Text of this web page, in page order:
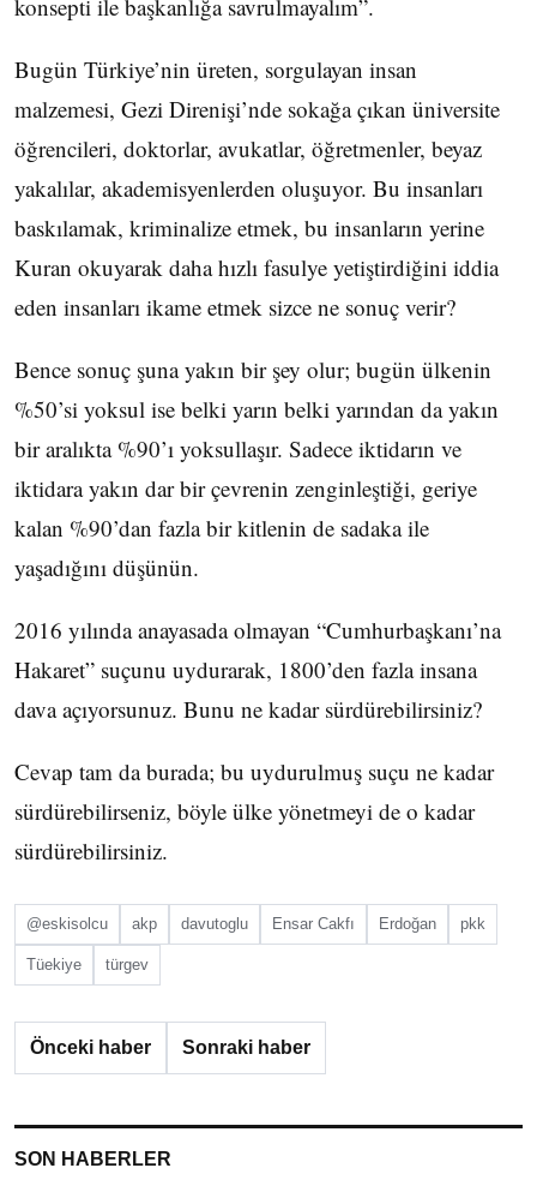
konsepti ile başkanlığa savrulmayalım”.
Bugün Türkiye’nin üreten, sorgulayan insan
malzemesi, Gezi Direnişi’nde sokağa çıkan üniversite
öğrencileri, doktorlar, avukatlar, öğretmenler, beyaz
yakalılar, akademisyenlerden oluşuyor. Bu insanları
baskılamak, kriminalize etmek, bu insanların yerine
Kuran okuyarak daha hızlı fasulye yetiştirdiğini iddia
eden insanları ikame etmek sizce ne sonuç verir?
Bence sonuç şuna yakın bir şey olur; bugün ülkenin
%50’si yoksul ise belki yarın belki yarından da yakın
bir aralıkta %90’ı yoksullaşır. Sadece iktidarın ve
iktidara yakın dar bir çevrenin zenginleştiği, geriye
kalan %90’dan fazla bir kitlenin de sadaka ile
yaşadığını düşünün.
2016 yılında anayasada olmayan “Cumhurbaşkanı’na
Hakaret” suçunu uydurarak, 1800’den fazla insana
dava açıyorsunuz. Bunu ne kadar sürdürebilirsiniz?
Cevap tam da burada; bu uydurulmuş suçu ne kadar
sürdürebilirseniz, böyle ülke yönetmeyi de o kadar
sürdürebilirsiniz.
@eskisolcu akp davutoglu Ensar Cakfı Erdoğan pkk
Tüekiye türgev
Önceki haber Sonraki haber
SON HABERLER